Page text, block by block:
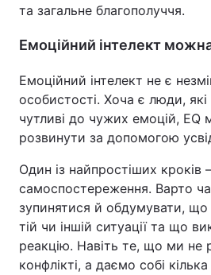
та загальне благополуччя.
Емоційний інтелект
Емоційний інтелект не є
особистості. Хоча є люди, які
чутливі до чужих емоцій, EQ
розвинути за допомогою
Один із найпростіших кроків –
самоспостереження. Варто
зупинятися й обдумувати,
тій чи іншій ситуації та що
реакцію. Навіть те, що ми не
конфлікті, а даємо собі